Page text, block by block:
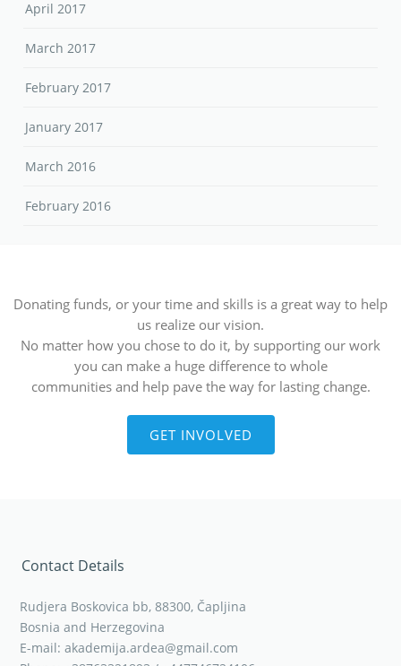
April 2017
March 2017
February 2017
January 2017
March 2016
February 2016
Donating funds, or your time and skills is a great way to help
us realize our vision.
No matter how you chose to do it, by supporting our work
you can make a huge difference to whole
communities and help pave the way for lasting change.
GET INVOLVED
Contact Details
Rudjera Boskovica bb, 88300, Čapljina
Bosnia and Herzegovina
E-mail: akademija.ardea@gmail.com